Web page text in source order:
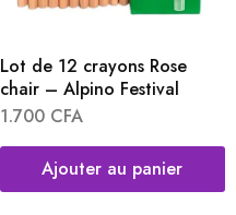
Lot de 12 crayons Rose
chair – Alpino Festival
1.700 CFA
Ajouter au panier